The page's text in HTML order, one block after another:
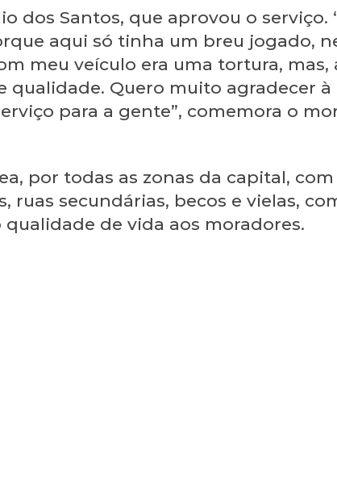
dos Santos, que aprovou o serviço.
aqui só tinha um breu jogado,
meu veículo era uma tortura, mas,
qualidade. Quero muito agradecer à
para a gente”, comemora o
por todas as zonas da capital, com
ruas secundárias, becos e vielas,
de vida aos moradores.